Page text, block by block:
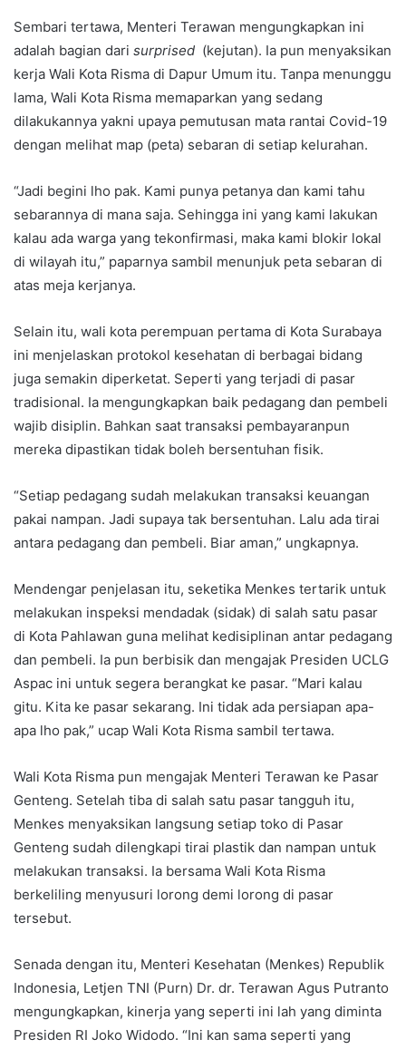
Sembari tertawa, Menteri Terawan mengungkapkan ini
adalah bagian dari surprised (kejutan). Ia pun menyaksikan
kerja Wali Kota Risma di Dapur Umum itu. Tanpa menunggu
lama, Wali Kota Risma memaparkan yang sedang
dilakukannya yakni upaya pemutusan mata rantai Covid-19
dengan melihat map (peta) sebaran di setiap kelurahan.
“Jadi begini lho pak. Kami punya petanya dan kami tahu
sebarannya di mana saja. Sehingga ini yang kami lakukan
kalau ada warga yang tekonfirmasi, maka kami blokir lokal
di wilayah itu,” paparnya sambil menunjuk peta sebaran di
atas meja kerjanya.
Selain itu, wali kota perempuan pertama di Kota Surabaya
ini menjelaskan protokol kesehatan di berbagai bidang
juga semakin diperketat. Seperti yang terjadi di pasar
tradisional. Ia mengungkapkan baik pedagang dan pembeli
wajib disiplin. Bahkan saat transaksi pembayaranpun
mereka dipastikan tidak boleh bersentuhan fisik.
“Setiap pedagang sudah melakukan transaksi keuangan
pakai nampan. Jadi supaya tak bersentuhan. Lalu ada tirai
antara pedagang dan pembeli. Biar aman,” ungkapnya.
Mendengar penjelasan itu, seketika Menkes tertarik untuk
melakukan inspeksi mendadak (sidak) di salah satu pasar
di Kota Pahlawan guna melihat kedisiplinan antar pedagang
dan pembeli. Ia pun berbisik dan mengajak Presiden UCLG
Aspac ini untuk segera berangkat ke pasar. “Mari kalau
gitu. Kita ke pasar sekarang. Ini tidak ada persiapan apa-
apa lho pak,” ucap Wali Kota Risma sambil tertawa.
Wali Kota Risma pun mengajak Menteri Terawan ke Pasar
Genteng. Setelah tiba di salah satu pasar tangguh itu,
Menkes menyaksikan langsung setiap toko di Pasar
Genteng sudah dilengkapi tirai plastik dan nampan untuk
melakukan transaksi. Ia bersama Wali Kota Risma
berkeliling menyusuri lorong demi lorong di pasar
tersebut.
Senada dengan itu, Menteri Kesehatan (Menkes) Republik
Indonesia, Letjen TNI (Purn) Dr. dr. Terawan Agus Putranto
mengungkapkan, kinerja yang seperti ini lah yang diminta
Presiden RI Joko Widodo. “Ini kan sama seperti yang